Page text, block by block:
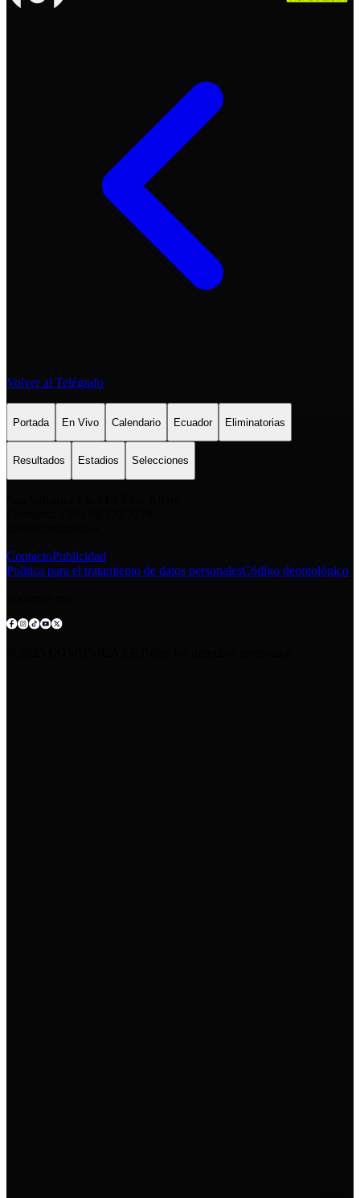
Volver al Telégrafo
Portada En Vivo Calendario Ecuador Eliminatorias
Resultados Estadios Selecciones
ContactoPublicidad
Política para el tratamiento de datos personalesCódigo deontológico